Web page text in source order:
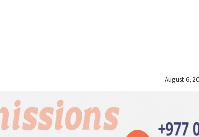
August 6,